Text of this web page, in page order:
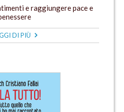
e raggiungere pace e
DI PIÙ